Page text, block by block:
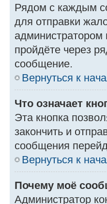
Рядом с каждым
для отправки
пройдёте через
сообщение.
Вернуться к
Что означает
Эта кнопка
закончить и
сообщения
Вернуться к
Почему моё
Администратор